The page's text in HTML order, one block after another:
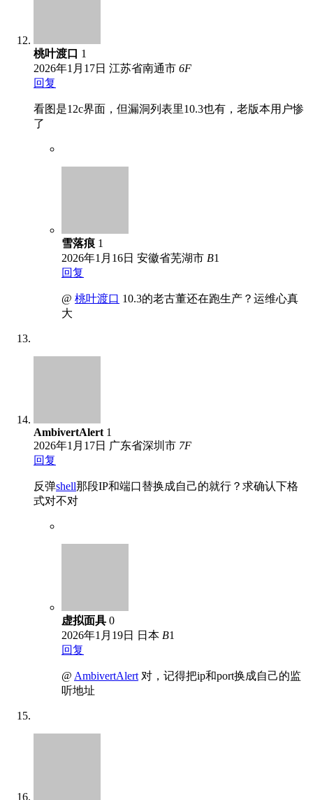
桃叶渡口 1
2026年1月17日 江苏省南通市 6F
回复
看图是12c界面，但漏洞列表里10.3也有，老版本用户惨
了
雪落痕 1
2026年1月16日 安徽省芜湖市 B1
回复
@ 桃叶渡口 10.3的老古董还在跑生产？运维心真
大
AmbivertAlert 1
2026年1月17日 广东省深圳市 7F
回复
反弹shell那段IP和端口替换成自己的就行？求确认下格
式对不对
虚拟面具 0
2026年1月19日
日本 B1
回复
@ AmbivertAlert 对，记得把ip和port换成自己的监
听地址